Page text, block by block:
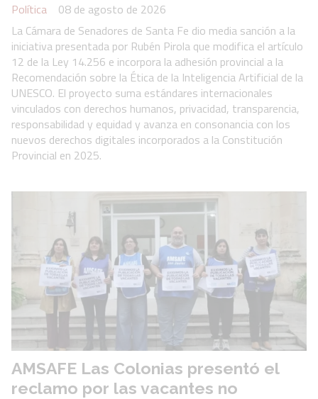
Política
08 de agosto de 2026
La Cámara de Senadores de Santa Fe dio media sanción a la
iniciativa presentada por Rubén Pirola que modifica el artículo
12 de la Ley 14.256 e incorpora la adhesión provincial a la
Recomendación sobre la Ética de la Inteligencia Artificial de la
UNESCO. El proyecto suma estándares internacionales
vinculados con derechos humanos, privacidad, transparencia,
responsabilidad y equidad y avanza en consonancia con los
nuevos derechos digitales incorporados a la Constitución
Provincial en 2025.
AMSAFE Las Colonias presentó el
reclamo por las vacantes no